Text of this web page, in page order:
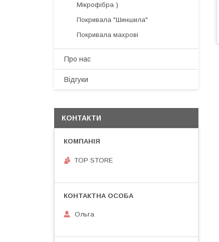
Мікрофібра )
Покривала "Шиншила"
Покривала махрові
Про нас
Відгуки
КОНТАКТИ
TOP STORE
Ольга